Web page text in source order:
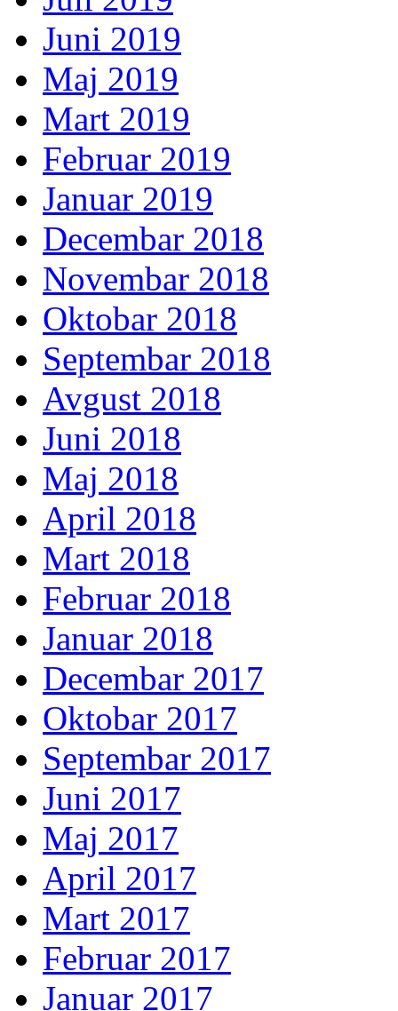
Juni 2019
Maj 2019
Mart 2019
Februar 2019
Januar 2019
Decembar 2018
Novembar 2018
Oktobar 2018
Septembar 2018
Avgust 2018
Juni 2018
Maj 2018
April 2018
Mart 2018
Februar 2018
Januar 2018
Decembar 2017
Oktobar 2017
Septembar 2017
Juni 2017
Maj 2017
April 2017
Mart 2017
Februar 2017
Januar 2017